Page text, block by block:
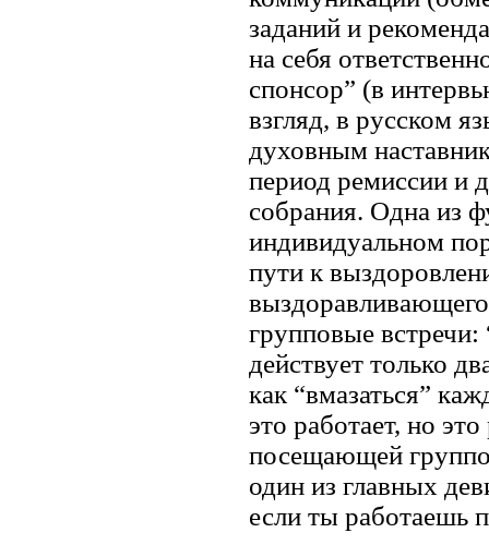
заданий и
на себя
спонсор” (в
взгляд, в русском
духовным
период ремиссии и
собрания. Одна из
индивидуальном
пути к
групповые встречи:
действует только
как “вмазаться”
это работает, но
посещающей
один из главных
если ты работаешь